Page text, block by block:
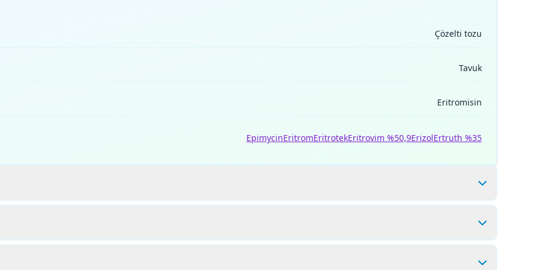
Çözelti tozu
Tavuk
Eritromisin
EpimycinEritromEritrotekEritrovim %50,9ErizolErtruth %35